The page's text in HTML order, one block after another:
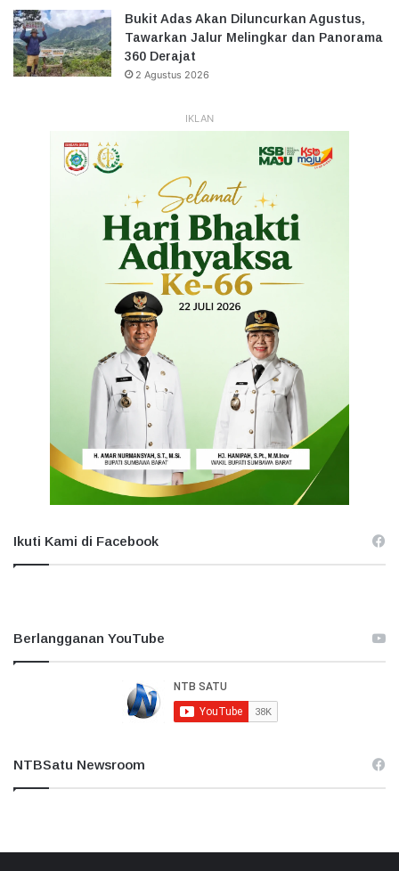
Bukit Adas Akan Diluncurkan Agustus,
Tawarkan Jalur Melingkar dan Panorama
360 Derajat
2 Agustus 2026
IKLAN
Ikuti Kami di Facebook
Berlangganan YouTube
NTBSatu Newsroom